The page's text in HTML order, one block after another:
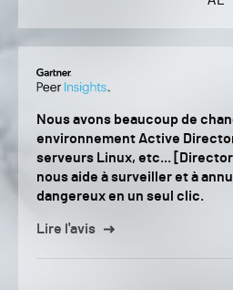
Nous avons beaucoup de
environnement Active
serveurs Linux, etc...
nous aide à surveiller et à
dangereux en un seul clic.
Lire l'avis